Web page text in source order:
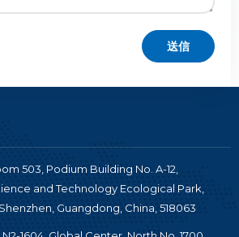
503, Podium Building No. A-12,
and Technology Ecological Park,
Guangdong, China, 518063